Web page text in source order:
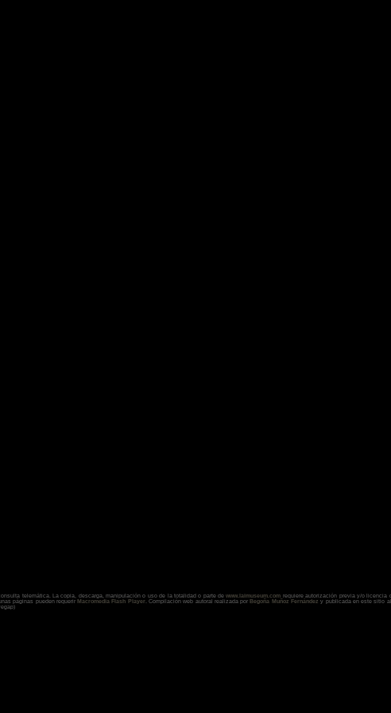
telemática. La copia, descarga, manipulación o uso de la totalidad o parte de www.laimuseum.com requiere autorización previa y/o licencia
páginas pueden requerir Macromedia Flash Player. Compilación web autoral realizada por Begoña Muñoz Fernández y publicada en este sitio